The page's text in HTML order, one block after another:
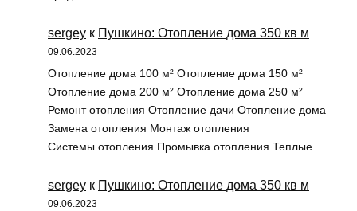
sergey к Пушкино: Отопление дома 350 кв м
09.06.2023
Отопление дома 100 м² Отопление дома 150 м²
Отопление дома 200 м² Отопление дома 250 м²
Ремонт отопления Отопление дачи Отопление дома
Замена отопления Монтаж отопления
Системы отопления Промывка отопления Теплые…
sergey к Пушкино: Отопление дома 350 кв м
09.06.2023